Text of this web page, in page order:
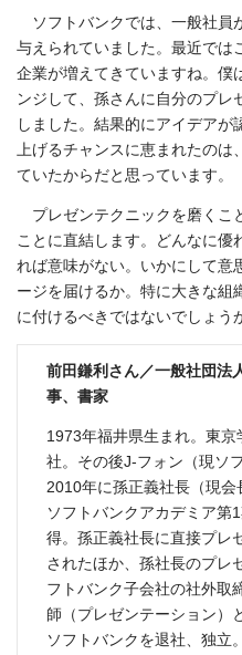
ソフトバンクでは、一般社員
与えられていました。最近では
企業が増えてきていますね。僕
ンジして、孫さんに自分のプレ
しました。結果的にアイデア
上げるチャンスに恵まれたの
ていたからだと思っています。
プレゼンテクニックを磨くこ
ことに直結します。どんなに優
れば意味がない。いかにして意
ージを届けるか。特に大きな組
に付けるべきではないでしょう
前田鎌利さん／一般社団
事、書家
1973年福井県生まれ。東
社。その後J-フォン（現ソ
2010年に孫正義社長（現
ソフトバンクアカデミア第
得。孫正義社長に直接プレ
されたほか、孫社長のプレ
フトバンク子会社の社外取
師（プレゼンテーション）
ソフトバンクを退社、独立